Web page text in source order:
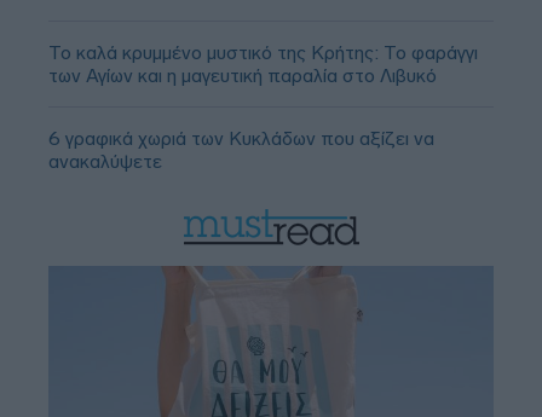
Το καλά κρυμμένο μυστικό της Κρήτης: Το φαράγγι
των Αγίων και η μαγευτική παραλία στο Λιβυκό
6 γραφικά χωριά των Κυκλάδων που αξίζει να
ανακαλύψετε